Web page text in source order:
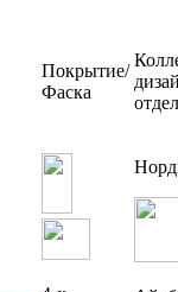
Покрытие/
Фаска